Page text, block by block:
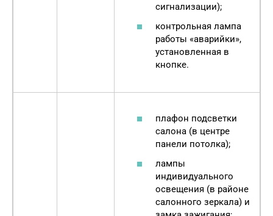
сигнализации);
контрольная лампа
работы «аварийки»,
установленная в
кнопке.
плафон подсветки
салона (в центре
панели потолка);
лампы
индивидуального
освещения (в районе
салонного зеркала) и